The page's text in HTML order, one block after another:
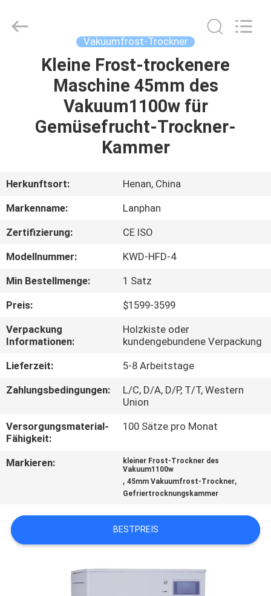
HAUS
PRODUKTE
ÜBER
UNS
FABRIK-
AUSFLUG
QUALITÄTSKONTROLLE
TRETEN
SIE
UNS
IN
VERBINDUNG
ZITAT
Co.,Ltd.
Vakuumfrost-Trockner
Kleine Frost-trockenere
Maschine 45mm des
Vakuum1100w für
Gemüsefrucht-Trockner-
Kammer
Herkunftsort:
Henan, China
Markenname:
Lanphan
Zertifizierung:
CE ISO
Modellnummer:
KWD-HFD-4
Min Bestellmenge:
1 Satz
Preis:
$1599-3599
Verpackung
Informationen:
Holzkiste oder
kundengebundene Verpackung
Lieferzeit:
5-8 Arbeitstage
Zahlungsbedingungen:
L/C, D/A, D/P, T/T, Western
Union
Versorgungsmaterial-
Fähigkeit:
100 Sätze pro Monat
Markieren:
kleiner Frost-Trockner des
Vakuum1100w
,45mm Vakuumfrost-Trockner,
Gefriertrocknungskammer
BESTPREIS